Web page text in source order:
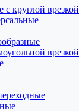
круглой врезкой
врезкой